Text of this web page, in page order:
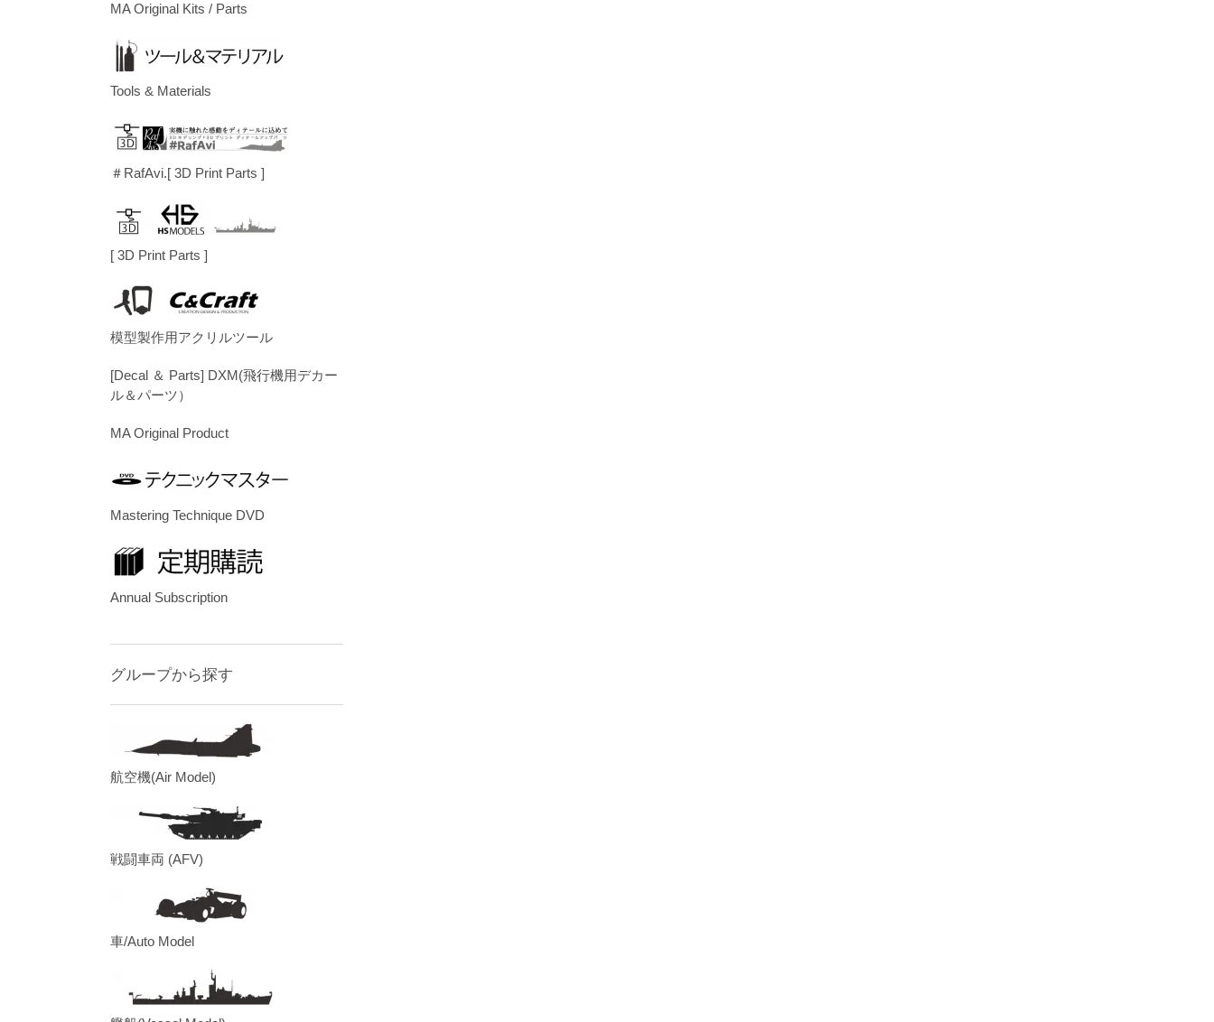
MA Original Kits / Parts
Tools & Materials
＃RafAvi.[ 3D Print Parts ]
[ 3D Print Parts ]
模型製作用アクリルツール
[Decal ＆ Parts] DXM(飛行機用デカー
ル＆パーツ）
MA Original Product
Mastering Technique DVD
Annual Subscription
グループから探す
航空機(Air Model)
戦闘車両 (AFV)
車/Auto Model